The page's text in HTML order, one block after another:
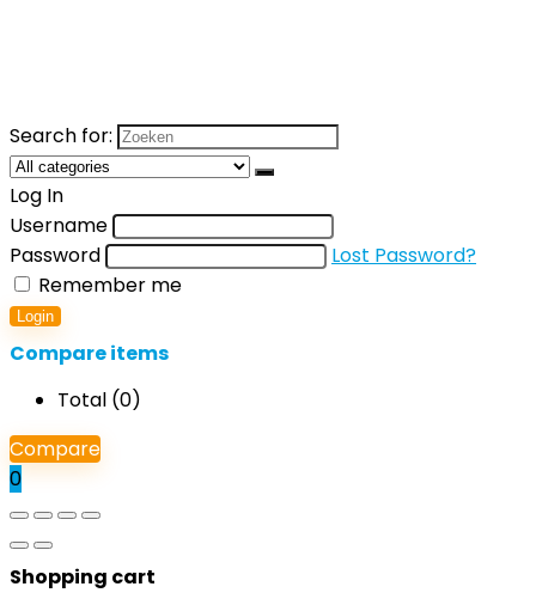
Search for:
Log In
Username
Password
Lost Password?
Remember me
Login
Compare items
Total (0)
Compare
0
Shopping cart